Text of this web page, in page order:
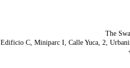
The
Edificio C, Miniparc I, Calle Yuca, 2,